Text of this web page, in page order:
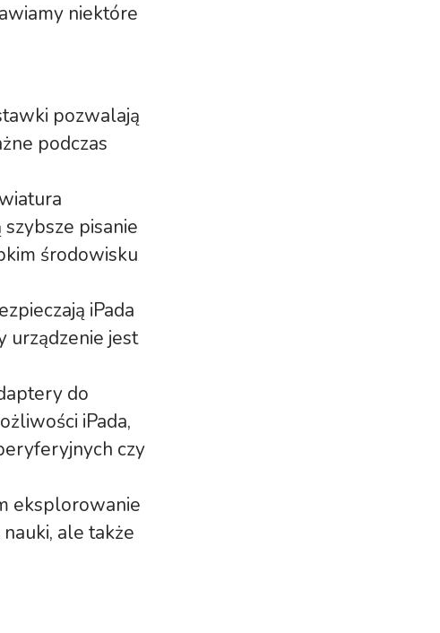
niektóre
pozwalają
podczas
pisanie
środowisku
iPada
urządzenie jest
do
iPada,
czy
eksplorowanie
ale także